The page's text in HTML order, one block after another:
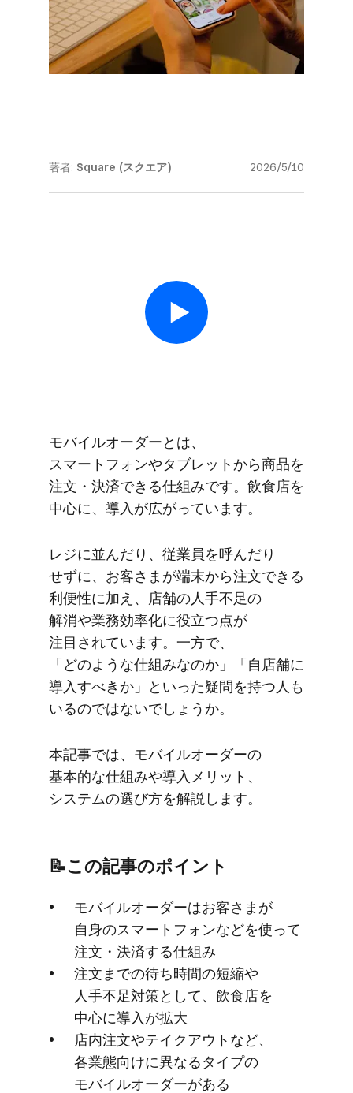
著者: Square (スクエア) 2026/5/10
モバイルオーダーとは、​
スマートフォンや​タブレットから​商品を​
注文・決済できる​仕組みです。​飲食店を​
中心に、​導入が​広がっています。
レジに​並んだり、​従業員を​呼んだり​
せずに、​お客さまが​端末から​注文できる​
利便性に​加え、​店舗の​人手不足の​
解消や業務効率化に​役立つ点が​
注目されています。​一方で、​
「どのような​仕組みなのか」​「自店舗に​
導入すべきか」と​いった​疑問を​持つ​人も​
いるのではないでしょうか。
本記事では、​モバイルオーダーの​
基本的な​仕組みや​導入メリット、​
システムの​選び方を​解説します。
📝この​記事の​ポイント
モバイルオーダーは​お客さまが​
自身の​スマートフォンなどを​使って​
注文・決済する​仕組み
注文までの​待ち時間の​短縮や​
人手不足対策と​して、​飲食店を​
中心に​導入が​拡大
店内注文や​テイクアウトなど、​
各業態向けに​異なる​タイプの​
モバイルオーダーが​ある